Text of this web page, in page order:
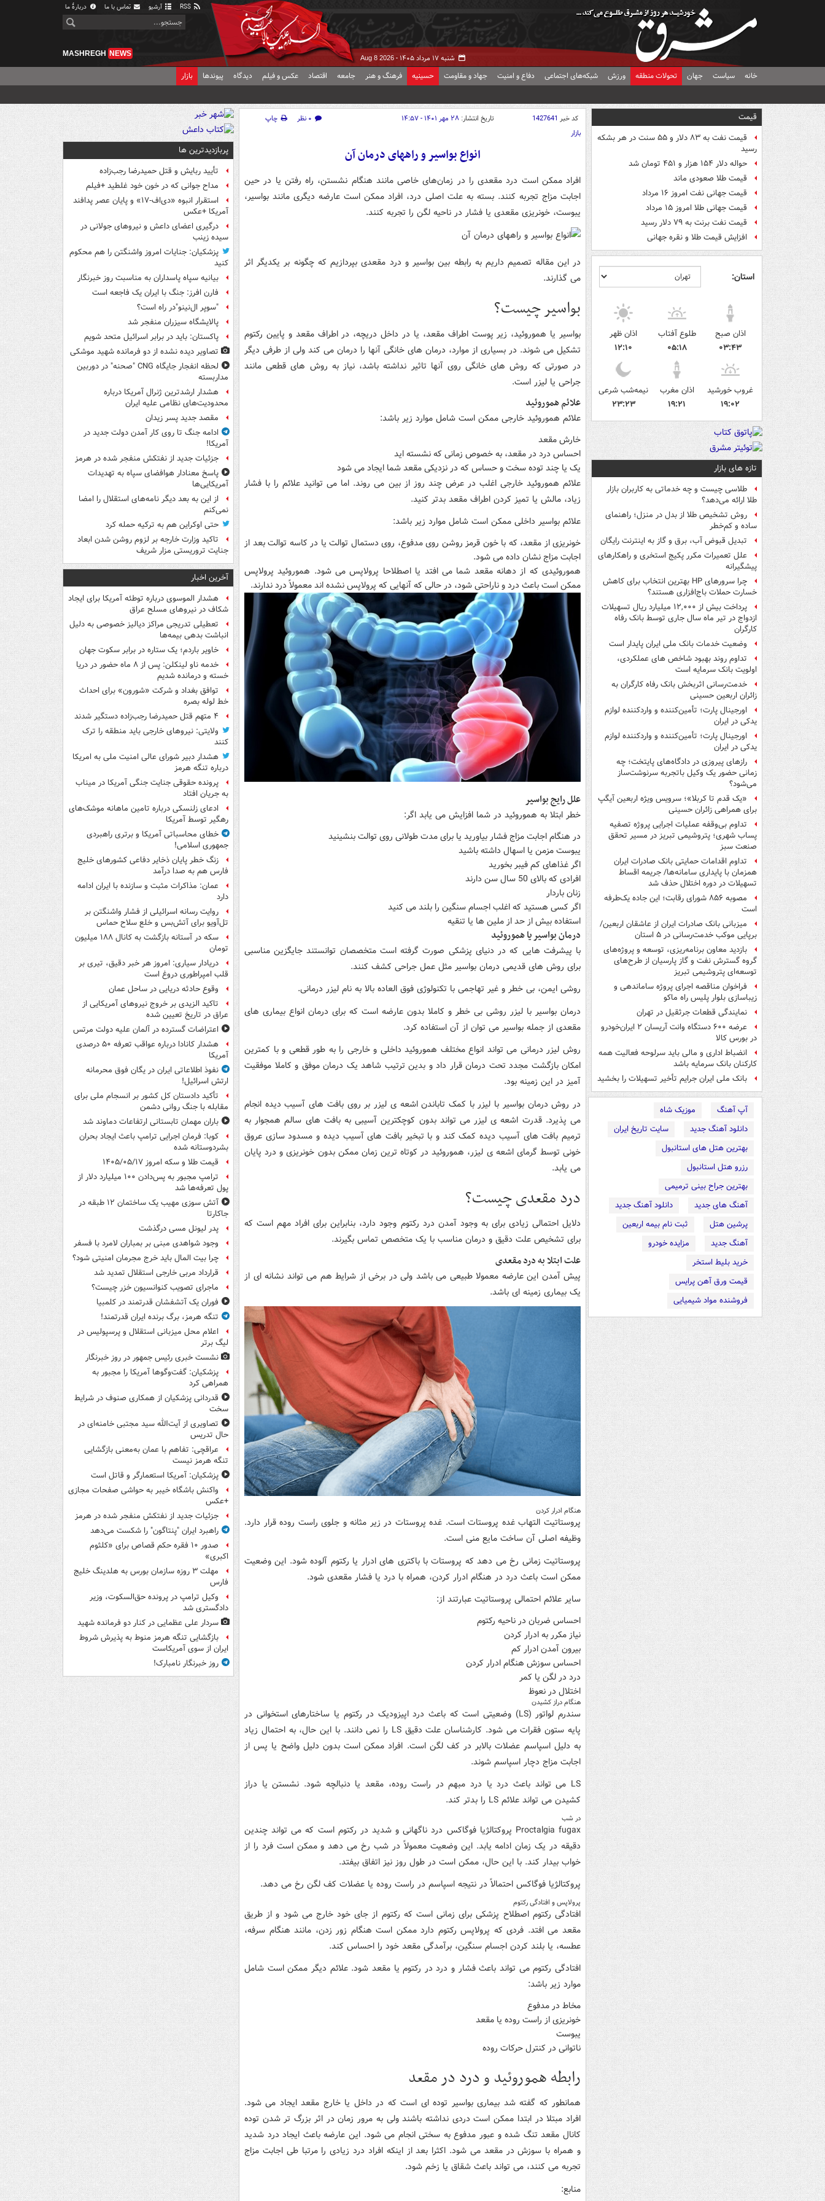
آرشیو تماس با ما دربارهٔ ما
شنبه ۱۷ مرداد ۱۴۰۵ - Aug 8 2026
MASHREGH NEWS
خانه سیاست جهان تحولات منطقه ورزش شبکه‌های اجتماعی دفاع و امنیت جهاد و مقاومت حسینیه فرهنگ و هنر جامعه اقتصاد عکس و فیلم دیدگاه پیوندها بازار
قیمت
قیمت نفت به ۸۳ دلار و ۵۵ سنت در هر بشکه
رسید
حواله دلار ۱۵۴ هزار و ۴۵۱ تومان شد
قیمت طلا صعودی ماند
قیمت جهانی نفت امروز ۱۶ مرداد
قیمت جهانی طلا امروز ۱۵ مرداد
قیمت نفت برنت به ۷۹ دلار رسید
افزایش قیمت طلا و نقره جهانی
استان:
اذان صبح
۰۳:۴۳
طلوع آفتاب
۰۵:۱۸
اذان ظهر
۱۲:۱۰
غروب خورشید
۱۹:۰۲
اذان مغرب
۱۹:۲۱
نیمه‌شب شرعی
۲۳:۲۳
تازه های بازار
طلاسی چیست و چه خدماتی به کاربران بازار
طلا ارائه می‌دهد؟
روش تشخیص طلا از بدل در منزل؛ راهنمای
ساده و کم‌خطر
تبدیل قبوض آب، برق و گاز به اینترنت رایگان
علل تعمیرات مکرر پکیج استخری و راهکارهای
پیشگیرانه
چرا سرورهای HP بهترین انتخاب برای کاهش
خسارت حملات باج‌افزاری هستند؟
پرداخت بیش از ۱۲,۰۰۰ میلیارد ریال تسهیلات
ازدواج در تیر ماه سال جاری توسط بانک رفاه
کارگران
وضعیت خدمات بانک ملی ایران پایدار است
تداوم روند بهبود شاخص های عملکردی،
اولویت بانک سرمایه است
خدمت‌رسانی اثربخش بانک رفاه کارگران به
زائران اربعین حسینی
اورجینال پارت؛ تأمین‌کننده و واردکننده لوازم
یدکی در ایران
اورجینال پارت؛ تأمین‌کننده و واردکننده لوازم
یدکی در ایران
رازهای پیروزی در دادگاه‌های پایتخت؛ چه
زمانی حضور یک وکیل باتجربه سرنوشت‌ساز
می‌شود؟
«یک قدم تا کربلا»؛ سرویس ویژه اربعین آیگپ
برای همراهی زائران حسینی
تداوم بی‌وقفه عملیات اجرایی پروژه تصفیه
پساب شهری؛ پتروشیمی تبریز در مسیر تحقق
صنعت سبز
تداوم اقدامات حمایتی بانک صادرات ایران
همزمان با پایداری سامانه‌ها/ جریمه اقساط
تسهیلات در دوره اختلال حذف شد
مصوبه ۸۵۶ شورای رقابت؛ این جاده یک‌طرفه
است
میزبانی بانک صادرات ایران از عاشقان اربعین/
برپایی موکب خدمت‌رسانی در ۵ استان
بازدید معاون برنامه‌ریزی، توسعه و پروژه‌های
گروه گسترش نفت و گاز پارسیان از طرح‌های
توسعه‌ای پتروشیمی تبریز
فراخوان مناقصه اجرای پروژه ساماندهی و
زیباسازی بلوار پلیس راه ماکو
نمایندگی قطعات جرثقیل در تهران
عرضه ۶۰۰ دستگاه وانت آریسان ۲ ایران‌خودرو
در بورس کالا
انضباط اداری و مالی باید سرلوحه فعالیت همه
کارکنان بانک سرمایه باشد
بانک ملی ایران جرایم تأخیر تسهیلات را بخشید
آپ آهنگ
موزیک شاه
دانلود آهنگ جدید
سایت تاریخ ایران
بهترین هتل های استانبول
رزرو هتل استانبول
بهترین جراح بینی ترمیمی
آهنگ های جدید
دانلود آهنگ جدید
پرشین هتل
ثبت نام بیمه اربعین
آهنگ جدید
مزایده خودرو
خرید بلیط استخر
قیمت ورق آهن پرایس
فروشنده مواد شیمیایی
کد خبر 1427641 تاریخ انتشار: ۲۸ مهر ۱۴۰۱ - ۱۴:۵۷ ۰ نظر
چاپ
بازار
انواع بواسیر و راههای درمان آن
افراد ممکن است درد مقعدی را در زمان‌های خاصی مانند هنگام نشستن، راه رفتن یا در حین
اجابت مزاج تجربه کنند. بسته به علت اصلی درد، افراد ممکن است عارضه دیگری مانند بواسیر،
یبوست، خونریزی مقعدی یا فشار در ناحیه لگن را تجربه کنند.
در این مقاله تصمیم داریم به رابطه بین بواسیر و درد مقعدی بپردازیم که چگونه بر یکدیگر اثر
می گذارند.
بواسیر چیست؟
بواسیر یا هموروئید، زیر پوست اطراف مقعد، یا در داخل دریچه، در اطراف مقعد و پایین رکتوم
تشکیل می شوند. در بسیاری از موارد، درمان های خانگی آنها را درمان می کند ولی از طرفی دیگر
در صورتی که روش های خانگی روی آنها تاثیر نداشته باشد، نیاز به روش های قطعی مانند
جراحی یا لیزر است.
علائم هموروئید
علائم هموروئید خارجی ممکن است شامل موارد زیر باشد:
خارش مقعد
احساس درد در مقعد، به خصوص زمانی که نشسته اید
یک یا چند توده سخت و حساس که در نزدیکی مقعد شما ایجاد می شود
علائم هموروئید خارجی اغلب در عرض چند روز از بین می روند. اما می توانید علائم را با فشار
زیاد، مالش یا تمیز کردن اطراف مقعد بدتر کنید.
علائم بواسیر داخلی ممکن است شامل موارد زیر باشد:
خونریزی از مقعد، که با خون قرمز روشن روی مدفوع، روی دستمال توالت یا در کاسه توالت بعد از
اجابت مزاج نشان داده می شود.
هموروئیدی که از دهانه مقعد شما می افتد یا اصطلاحا پرولاپس می شود. هموروئید پرولاپس
ممکن است باعث درد و ناراحتی شود، در حالی که آنهایی که پرولاپس نشده اند معمولاً درد ندارند.
علل رایج بواسیر
خطر ابتلا به هموروئید در شما افزایش می یابد اگر:
در هنگام اجابت مزاج فشار بیاورید یا برای مدت طولانی روی توالت بنشینید
یبوست مزمن یا اسهال داشته باشید
اگر غذاهای کم فیبر بخورید
افرادی که بالای 50 سال سن دارند
زنان باردار
اگر کسی هستید که اغلب اجسام سنگین را بلند می کنید
استفاده بیش از حد از ملین ها یا تنقیه
درمان بواسیر یا هموروئید
با پیشرفت هایی که در دنیای پزشکی صورت گرفته است متخصصان توانستند جایگزین مناسبی
برای روش های قدیمی درمان بواسیر مثل عمل جراحی کشف کنند.
روشی ایمن، بی خطر و غیر تهاجمی با تکنولوژی فوق العاده بالا به نام لیزر درمانی.
درمان بواسیر با لیزر روشی بی خطر و کاملا بدون عارضه است که برای درمان انواع بیماری های
مقعدی از جمله بواسیر می توان از آن استفاده کرد.
روش لیزر درمانی می تواند انواع مختلف هموروئید داخلی و خارجی را به طور قطعی و با کمترین
امکان بازگشت مجدد تحت درمان قرار داد و بدین ترتیب شاهد یک درمان موفق و کاملا موفقیت
آمیز در این زمینه بود.
در روش درمان بواسیر با لیزر با کمک تاباندن اشعه ی لیزر بر روی بافت های آسیب دیده انجام
می پذیرد. قدرت اشعه ی لیزر می تواند بدون کوچکترین آسیبی به بافت های سالم همجوار به
ترمیم بافت های آسیب دیده کمک کند و با تبخیر بافت های آسیب دیده و مسدود سازی عروق
خونی توسط گرمای اشعه ی لیزر، هموروئید در کوتاه ترین زمان ممکن بدون خونریزی و درد پایان
می یابد.
درد مقعدی چیست؟
دلایل احتمالی زیادی برای به وجود آمدن درد رکتوم وجود دارد، بنابراین برای افراد مهم است که
برای تشخیص علت دقیق و درمان مناسب با یک متخصص تماس بگیرند.
علت ابتلا به درد مقعدی
پیش آمدن این عارضه معمولا طبیعی می باشد ولی در برخی از شرایط هم می تواند نشانه ای از
یک بیماری زمینه ای باشد.
هنگام ادرار کردن
پروستاتیت التهاب غده پروستات است. غده پروستات در زیر مثانه و جلوی راست روده قرار دارد.
وظیفه اصلی آن ساخت مایع منی است.
پروستاتیت زمانی رخ می دهد که پروستات با باکتری های ادرار یا رکتوم آلوده شود. این وضعیت
ممکن است باعث درد در هنگام ادرار کردن، همراه با درد یا فشار مقعدی شود.
سایر علائم احتمالی پروستاتیت عبارتند از:
احساس ضربان در ناحیه رکتوم
نیاز مکرر به ادرار کردن
بیرون آمدن ادرار کم
احساس سوزش هنگام ادرار کردن
درد در لگن یا کمر
اختلال در نعوظ
هنگام دراز کشیدن
سندرم لواتور (LS) وضعیتی است که باعث درد اپیزودیک در رکتوم یا ساختارهای استخوانی در
پایه ستون فقرات می شود. کارشناسان علت دقیق LS را نمی دانند. با این حال، به احتمال زیاد
به دلیل اسپاسم عضلات بالابر در کف لگن است. افراد ممکن است بدون دلیل واضح یا پس از
اجابت مزاج دچار اسپاسم شوند.
LS می تواند باعث درد یا درد مبهم در راست روده، مقعد یا دنبالچه شود. نشستن یا دراز
کشیدن می تواند علائم LS را بدتر کند.
در شب
Proctalgia fugax پروکتالژیا فوگاکس درد ناگهانی و شدید در رکتوم است که می تواند چندین
دقیقه در یک زمان ادامه یابد. این وضعیت معمولاً در شب رخ می دهد و ممکن است فرد را از
خواب بیدار کند. با این حال، ممکن است در طول روز نیز اتفاق بیفتد.
پروکتالژیا فوگاکس احتمالاً در نتیجه اسپاسم در راست روده یا عضلات کف لگن رخ می دهد.
پرولاپس و افتادگی رکتوم
افتادگی رکتوم اصطلاح پزشکی برای زمانی است که رکتوم از جای خود خارج می شود و از طریق
مقعد می افتد. فردی که پرولاپس رکتوم دارد ممکن است هنگام زور زدن، مانند هنگام سرفه،
عطسه، یا بلند کردن اجسام سنگین، برآمدگی مقعد خود را احساس کند.
افتادگی رکتوم می تواند باعث فشار و درد در رکتوم یا مقعد شود. علائم دیگر ممکن است شامل
موارد زیر باشد:
مخاط در مدفوع
خونریزی از راست روده یا مقعد
یبوست
ناتوانی در کنترل حرکات روده
رابطه هموروئید و درد در مقعد
همانطور که گفته شد بیماری بواسیر توده ای است که در داخل یا خارج مقعد ایجاد می شود.
افراد مبتلا در ابتدا ممکن است دردی نداشته باشند ولی به مرور زمان در اثر بزرگ تر شدن توده
کانال مقعد تنگ شده و عبور مدفوع به سختی انجام می شود. این عارضه باعث ایجاد درد شدید
و همراه با سوزش در مقعد می شود. اکثرا بعد از اینکه افراد درد زیادی را مرتبا طی اجابت مزاج
تجربه می کنند، می تواند باعث شقاق یا زخم شود.
منابع:
پربازدیدترین ها
تأیید ربایش و قتل حمیدرضا رجب‌زاده
مداح جوانی که در خون خود غلطید +فیلم
استقرار انبوه «دی‌اف‑۱۷» و پایان عصر پدافند
آمریکا +عکس
درگیری اعضای داعش و نیروهای جولانی در
سیده زینب
پزشکیان: جنایات امروز واشنگتن را هم محکوم
کنید
بیانیه سپاه پاسداران به مناسبت روز خبرنگار
فارن افرز: جنگ با ایران یک فاجعه است
"سوپر ال‌نینو"در راه است؟
پالایشگاه سیزران منفجر شد
پاکستان: باید در برابر اسرائیل متحد شویم
تصاویر دیده‌ نشده از دو فرمانده شهید موشکی
لحظه انفجار جایگاه CNG "صحنه" در دوربین
مداربسته
هشدار ارشدترین ژنرال آمریکا درباره
محدودیت‌های نظامی علیه ایران
مقصد جدید پسر زیدان
ادامه جنگ تا روی کار آمدن دولت جدید در
آمریکا!
جزئیات جدید از نفتکش منفجر شده در هرمز
پاسخ معنادار هوافضای سپاه به تهدیدات
آمریکایی‌ها
از این به بعد دیگر نامه‌های استقلال را امضا
نمی‌کنم
حتی اوکراین هم به ترکیه حمله کرد
تاکید وزارت خارجه بر لزوم روشن شدن ابعاد
جنایت تروریستی مزار شریف
آخرین اخبار
هشدار الموسوی درباره توطئه آمریکا برای ایجاد
شکاف در نیروهای مسلح عراق
تعطیلی تدریجی مراکز دیالیز خصوصی به دلیل
انباشت بدهی بیمه‌ها
خاویر باردم؛ یک ستاره در برابر سکوت جهان
خدمه ناو لینکلن: پس از ۸ ماه حضور در دریا
خسته و درمانده‌ شدیم
توافق بغداد و شرکت «شورون» برای احداث
خط لوله بصره
۴ متهم قتل حمیدرضا رجب‌زاده دستگیر شدند
ولایتی: نیروهای خارجی باید منطقه را ترک
کنند
هشدار دبیر شورای عالی امنیت ملی به امریکا
درباره تنگه هرمز
پرونده حقوقی جنایت جنگی آمریکا در میناب
به جریان افتاد
ادعای زلنسکی درباره تامین ماهانه موشک‌های
رهگیر توسط آمریکا
خطای محاسباتی آمریکا و برتری راهبردی
جمهوری اسلامی!
زنگ خطر پایان ذخایر دفاعی کشورهای خلیج
فارس هم به صدا درآمد
عمان: مذاکرات مثبت و سازنده با ایران ادامه
دارد
روایت رسانه اسرائیلی از فشار واشنگتن بر
تل‌آویو برای آتش‌بس و خلع سلاح حماس
سکه در آستانه بازگشت به کانال ۱۸۸ میلیون
تومان
دریادار سیاری: امروز هر خبر دقیق، تیری بر
قلب امپراطوری دروغ است
وقوع حادثه دریایی در ساحل عمان
تاکید الزیدی بر خروج نیروهای آمریکایی از
عراق در تاریخ تعیین شده
اعتراضات گسترده در آلمان علیه دولت مرتس
هشدار کانادا درباره عواقب تعرفه ۵۰ درصدی
آمریکا
نفوذ اطلاعاتی ایران در یگان فوق محرمانه
ارتش اسرائیل!
تأکید دادستان کل کشور بر انسجام ملی برای
مقابله با جنگ روانی دشمن
باران مهمان تابستانی ارتفاعات دماوند شد
کوبا: فرمان اجرایی ترامپ باعث ایجاد بحران
بشردوستانه شده
قیمت طلا و سکه امروز ۱۴۰۵/۰۵/۱۷
ترامپ مجبور به پس‌دادن ۱۰۰ میلیارد دلار از
پول تعرفه‌ها شد
آتش سوزی مهیب یک ساختمان ۱۲ طبقه در
جاکارتا
پدر لیونل مسی درگذشت
وجود شواهدی مبنی بر بمباران لامرد با فسفر
چرا بیت المال باید خرج مجرمان امنیتی شود؟
قرارداد مربی خارجی استقلال تمدید شد
ماجرای تصویب کنوانسیون خزر چیست؟
فوران یک آتشفشان قدرتمند در کلمبیا
تنگه هرمز، برگ برنده ایران قدرتمند!
اعلام محل میزبانی استقلال و پرسپولیس در
لیگ برتر
نشست خبری رئیس جمهور در روز خبرنگار
پزشکیان: گفت‌وگوها آمریکا را مجبور به
همراهی کرد
قدردانی پزشکیان از همکاری صنوف در شرایط
سخت
تصاویری از آیت‌الله سید مجتبی خامنه‌ای در
حال تدریس
عراقچی: تفاهم با عمان به‌معنی بازگشایی
تنگه هرمز نیست
پزشکیان: آمریکا استعمارگر و قاتل است
واکنش باشگاه خیبر به حواشی صفحات مجازی
+عکس
جزئیات جدید از نفتکش منفجر شده در هرمز
راهبرد ایران "پنتاگون" را شکست می‌دهد
صدور ۱۰ فقره حکم قصاص برای «کلثوم
اکبری»
مهلت ۳ روزه سازمان بورس به هلدینگ خلیج
فارس
وکیل ترامپ در پرونده حق‌السکوت، وزیر
دادگستری شد
سردار علی عظمایی در کنار دو فرمانده شهید
بازگشایی تنگه هرمز منوط به پذیرش شروط
ایران از سوی آمریکاست
روز خبرنگار نامبارک!